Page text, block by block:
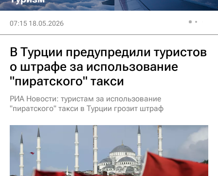
07:15 18.05.2026
В Турции предупредили туристов
о штрафе за использование
"пиратского" такси
РИА Новости: туристам за использование
"пиратского" такси в Турции грозит штраф